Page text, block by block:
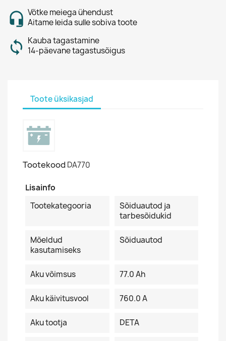
Võtke meiega ühendust
Aitame leida sulle sobiva toote
Kauba tagastamine
14-päevane tagastusõigus
Toote üksikasjad
Tootekood DA770
Lisainfo
Tootekategooria
Sõiduautod ja
tarbesõidukid
Mõeldud
kasutamiseks
Sõiduautod
Aku võimsus 77.0 Ah
Aku käivitusvool 760.0 A
Aku tootja DETA